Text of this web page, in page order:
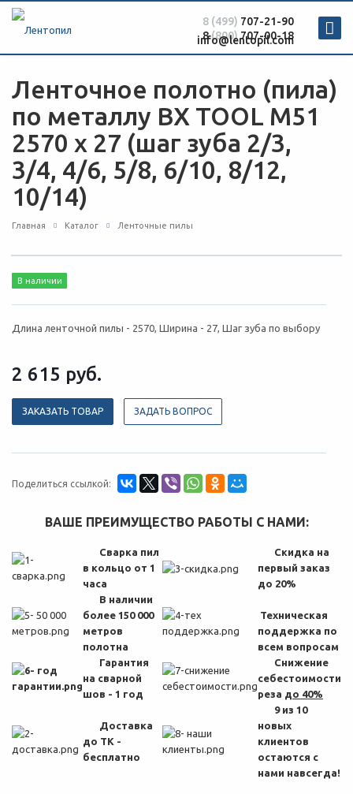
8(800)707-00-18
8 (499) 707-21-90
info@lentopil.com
Ленточное полотно (пила)
по металлу BX TOOL М51
2570 х 27 (шаг зуба 2/3,
3/4, 4/6, 5/8, 6/10, 8/12,
10/14)
Главная Каталог Ленточные пилы
В наличии
Длина ленточной пилы - 2570, Ширина - 27, Шаг зуба по выбору
2 615 руб.
ЗАКАЗАТЬ ТОВАР ЗАДАТЬ ВОПРОС
Поделиться ссылкой:
ВАШЕ ПРЕИМУЩЕСТВО РАБОТЫ С НАМИ:
Сварка пил
в кольцо от 1
часа
Скидка на
первый заказ
до 20%
В наличии
более 150 000
метров
полотна
Техническая
поддержка по
всем вопросам
Гарантия
на сварной
шов - 1 год
Снижение
себестоимости
реза до 40%
Доставка
до ТК -
бесплатно
9 из 10
новых
клиентов
остаются с
нами навсегда!